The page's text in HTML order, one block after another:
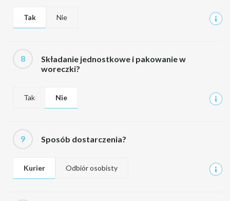
Tak Nie
8
Składanie jednostkowe i pakowanie w
woreczki?
Tak Nie
9 Sposób dostarczenia?
Kurier Odbiór osobisty